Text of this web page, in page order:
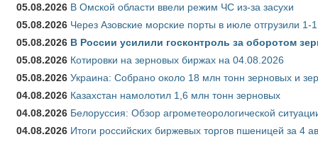
05.08.2026 В Омской области ввели режим ЧС из-за засухи
05.08.2026 Через Азовские морские порты в июле отгрузили
05.08.2026 В России усилили госконтроль за оборотом
05.08.2026 Котировки на зерновых биржах на 04.08.2026
05.08.2026 Украина: Собрано около 18 млн тонн зерновых и
04.08.2026 Казахстан намолотил 1,6 млн тонн зерновых
04.08.2026 Белоруссия: Обзор агрометеорологической
04.08.2026 Итоги российских биржевых торгов пшеницей за 4